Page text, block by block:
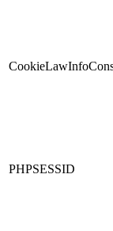
PHPSESSID